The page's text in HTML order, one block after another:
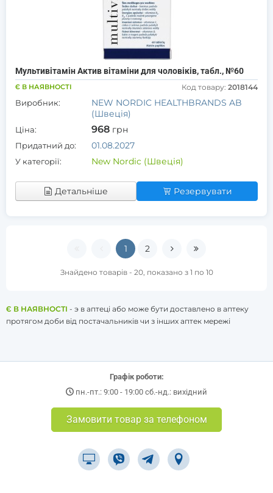
Мультивітамін Актив вітаміни для чоловіків, табл., №60
Є В НАЯВНОСТІ Код товару: 2018144
Виробник:
NEW NORDIC HEALTHBRANDS AB
(Швеція)
Ціна: 968 грн
Придатний до: 01.08.2027
У категорії: New Nordic (Швеція)
Детальніше Резервувати
1 2
Знайдено товарів - 20, показано з 1 по 10
Є В НАЯВНОСТІ - э в аптеці або може бути доставлено в аптеку
протягом доби від постачальників чи з інших аптек мережі
Графік роботи:
пн.-пт.: 9:00 - 19:00 сб.-нд.: вихідний
Замовити товар за телефоном